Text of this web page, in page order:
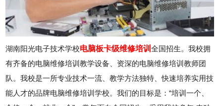
湖南阳光电子技术学校电脑板卡级维修培训全国招生。我校拥
有齐备的电脑维修培训教学设备、资深的电脑维修培训教师团
队。我校是一所专业技术一流、教学方法独特、快速培养实用技
能人才的品牌电脑维修培训学校。我们的目标是：“培训一个、